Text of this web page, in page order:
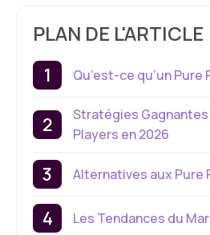
PLAN DE L'ARTICLE
Qu’est-ce qu’un Pure
Stratégies Gagnantes
Players en 2026
Alternatives aux Pure
Les Tendances du